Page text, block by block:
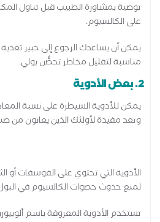
توصية بمشاورة الطبيب قبل تناول
على الكالسيوم.
يمكن أن يساعدك الرجوع إلى خبير
مناسبة لتقليل مخاطر تحصُّن بولي.
2. بعض الأدوية
يمكن للأدوية السيطرة على نسبة
وتعد مفيدة لأولئك الذين يعانون من
الأدوية التي تحتوي على الفوسفات أو
لمنع حدوث حصوات الكالسيوم في
تستخدم الأدوية المعروفة باسم